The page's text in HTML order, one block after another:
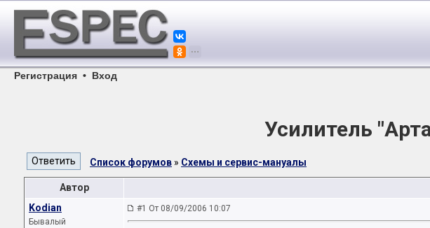
Регистрация • Вход
Усилитель
Список форумов » Схемы и сервис-мануалы
Автор
Kodian
Бывалый
#1 От 08/09/2006 10:07